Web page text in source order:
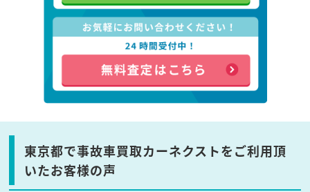
東京都で事故車買取カーネクストをご利用頂
いたお客様の声